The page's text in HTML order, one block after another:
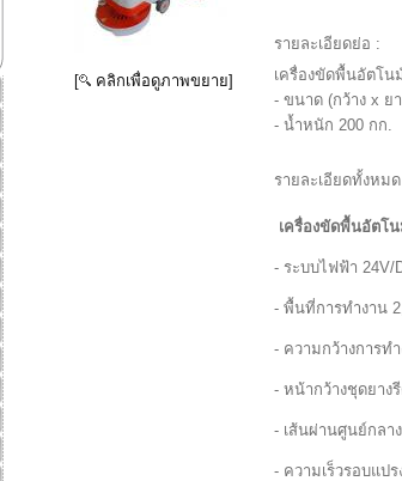
[ คลิกเพื่อดูภาพขยาย]
รายละเอียดย่อ :
เครื่องขัดพื้นอัตโน
- ขนาด (กว้าง x ย
- น้ำหนัก 200 กก.
รายละเอียดทั้งหม
เครื่องขัดพื้นอัตโ
- ระบบไฟฟ้า 24V/
- พื้นที่การทำงาน
- ความกว้างการท
- หน้ากว้างชุดยาง
- เส้นผ่านศูนย์กลา
- ความเร็วรอบแป